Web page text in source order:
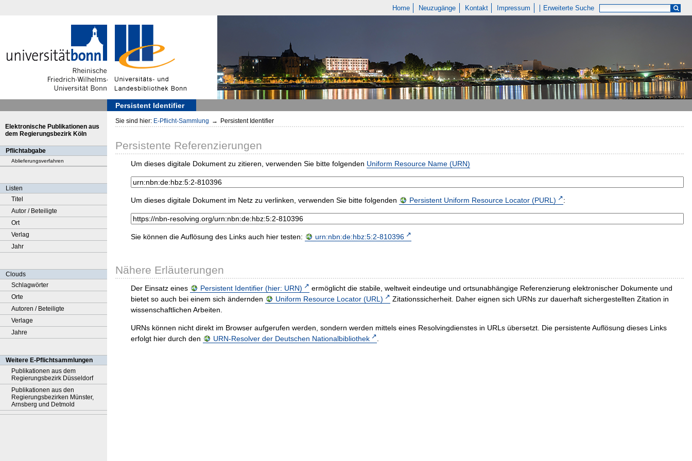
Home Neuzugänge Kontakt Impressum Erweiterte Suche
Persistent Identifier
Elektronische Publikationen aus
dem Regierungsbezirk Köln
Pflichtabgabe
Ablieferungsverfahren
Listen
Titel
Autor / Beteiligte
Ort
Verlag
Jahr
Clouds
Schlagwörter
Orte
Autoren / Beteiligte
Verlage
Jahre
Weitere E-Pflichtsammlungen
Publikationen aus dem
Regierungsbezirk Düsseldorf
Publikationen aus den
Regierungsbezirken Münster,
Arnsberg und Detmold
Sie sind hier: E-Pflicht-Sammlung → Persistent Identifier
Persistente Referenzierungen
Um dieses digitale Dokument zu zitieren, verwenden Sie bitte folgenden Uniform Resource Name (URN)
Um dieses digitale Dokument im Netz zu verlinken, verwenden Sie bitte folgenden Persistent Uniform Resource Locator (PURL) :
Sie können die Auflösung des Links auch hier testen: urn:nbn:de:hbz:5:2-810396
Nähere Erläuterungen
Der Einsatz eines Persistent Identifier (hier: URN)
ermöglicht die stabile, weltweit eindeutige und ortsunabhängige Referenzierung elektronischer Dokumente und
bietet so auch bei einem sich ändernden
Uniform Resource Locator (URL)
Zitationssicherheit. Daher eignen sich URNs zur dauerhaft sichergestellten Zitation in
wissenschaftlichen Arbeiten.
URNs können nicht direkt im Browser aufgerufen werden, sondern werden mittels eines Resolvingdienstes in URLs übersetzt. Die persistente Auflösung dieses Links
erfolgt hier durch den
URN-Resolver der Deutschen Nationalbibliothek .